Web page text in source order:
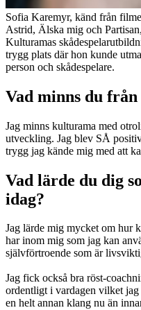
Sofia Karemyr, känd från
Astrid, Älska mig och
Kulturamas
trygg plats där hon kunde
person och skådespelare.
Vad minns du
Jag minns kulturama med
utveckling. Jag blev SÅ
trygg jag kände mig med att
Vad lärde du dig
idag?
Jag lärde mig mycket om hur
har inom mig som jag kan
självförtroende som är
Jag fick också bra röst-
ordentligt i vardagen vilket
en helt annan klang nu än